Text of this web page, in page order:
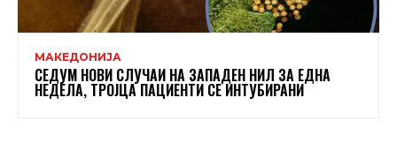
МАКЕДОНИЈА
СЕДУМ НОВИ СЛУЧАИ НА ЗАПАДЕН НИЛ ЗА ЕДНА
НЕДЕЛА, ТРОЈЦА ПАЦИЕНТИ СЕ ИНТУБИРАНИ